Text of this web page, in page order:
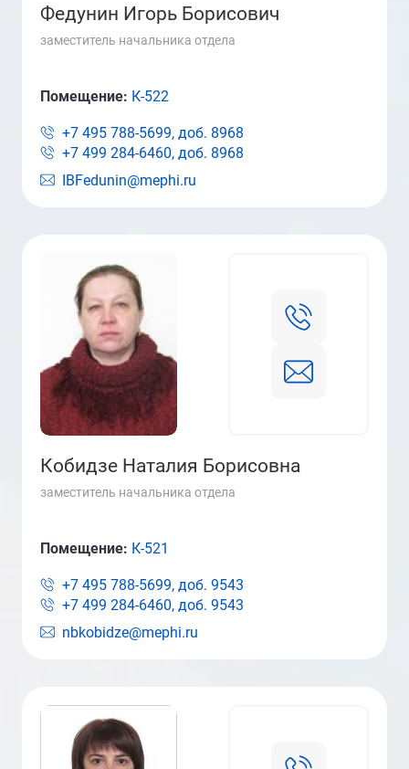
Федунин Игорь Борисович
заместитель начальника отдела
IBFedunin@mephi.ru
Помещение: К-522
+7 495 788-5699, доб. 8968
+7 499 284-6460, доб. 8968
Кобидзе Наталия Борисовна
заместитель начальника отдела
nbkobidze@mephi.ru
Помещение: К-521
+7 495 788-5699, доб. 9543
+7 499 284-6460, доб. 9543